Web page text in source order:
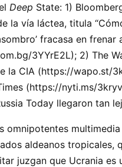
Deep State: 1)
la vía láctea, titula
fracasa en frenar
3YYrE2L); 2) The
la CIA (https://wapo.st/
(https://nyti.ms/
Today llegaron tan
omnipotentes
aldeanos tropicales,
juzgan que Ucrania es